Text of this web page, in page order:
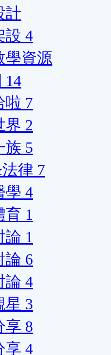
計
設 4
學資源
14
啦 7
界 2
族 5
律 7
學 4
育 1
論 1
論 6
論 4
星 3
享 8
享 4